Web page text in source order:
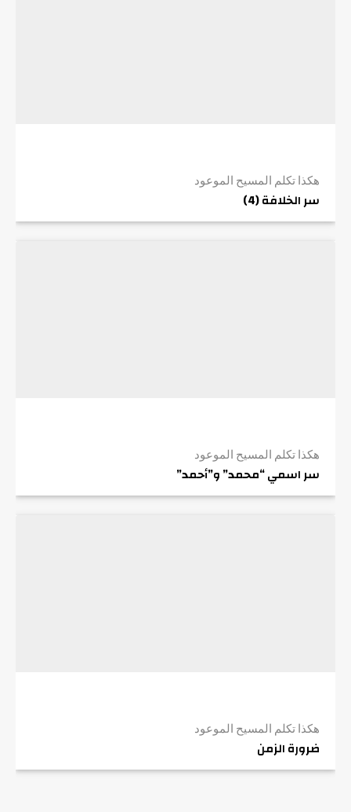
هكذا تكلم المسيح الموعود
سر الخلافة (4)
هكذا تكلم المسيح الموعود
سر اسمي “محمد” و”أحمد”
هكذا تكلم المسيح الموعود
ضرورة الزمن